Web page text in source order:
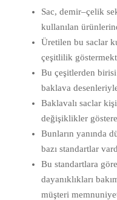
Sac, demir–çelik
kullanılan
Üretilen bu saclar
çeşitlilik
Bu çeşitlerden
baklava
Baklavalı saclar
değişiklikler
Bunların yanında
bazı standartlar
Bu standartlara
dayanıklıkları
müşteri